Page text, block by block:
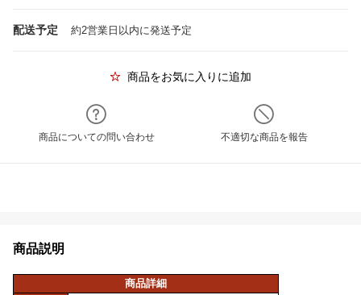
配送予定 約2営業日以内に発送予定
商品をお気に入りに追加
商品についての問い合わせ 不適切な商品を報告
商品説明
商品詳細